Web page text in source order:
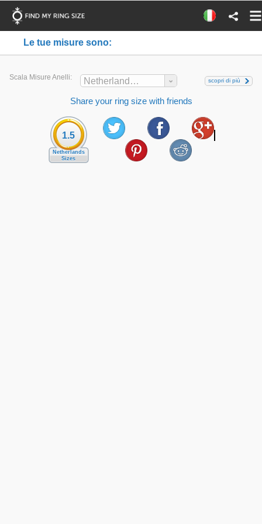
Le tue misure sono:
Scala Misure Anelli: Netherlands Sizes scopri di più
Share your ring size with friends
1.5
Netherlands
Sizes